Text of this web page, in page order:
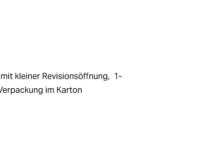
kleiner Revisionsöffnung,  1-
im Karton